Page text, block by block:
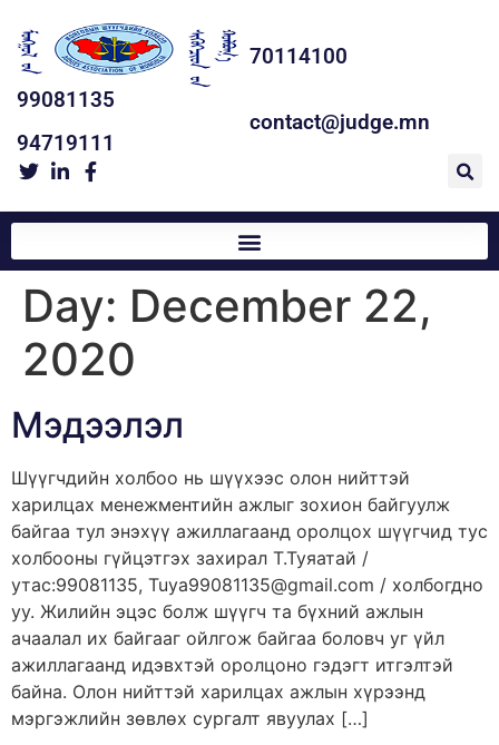
70114100
99081135
94719111
contact@judge.mn
Day: December 22,
2020
Мэдээлэл
Шүүгчдийн холбоо нь шүүхээс олон нийттэй
харилцах менежментийн ажлыг зохион байгуулж
байгаа тул энэхүү ажиллагаанд оролцох шүүгчид тус
холбооны гүйцэтгэх захирал Т.Туяатай /
утас:99081135, Tuya99081135@gmail.com / холбогдно
уу. Жилийн эцэс болж шүүгч та бүхний ажлын
ачаалал их байгааг ойлгож байгаа боловч уг үйл
ажиллагаанд идэвхтэй оролцоно гэдэгт итгэлтэй
байна. Олон нийттэй харилцах ажлын хүрээнд
мэргэжлийн зөвлөх сургалт явуулах […]